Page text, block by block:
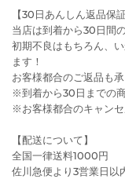
【30日あんしん返品保
当店は到着から30日間
初期不良はもちろん、
ます！
お客様都合のご返品も承
※到着から30日までの商
※お客様都合のキャンセ
【配送について】
全国一律送料1000円
佐川急便より3営業日以